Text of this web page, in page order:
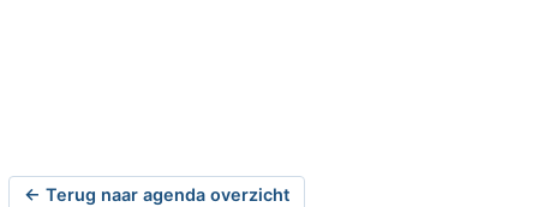
← Terug naar agenda overzicht